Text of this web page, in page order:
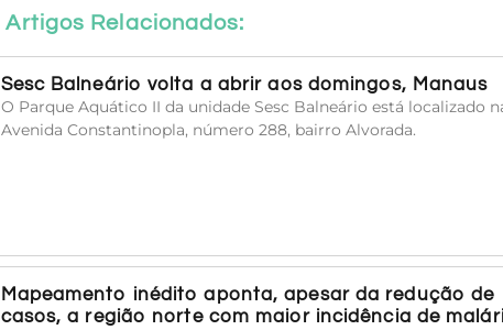
Artigos Relacionados:
Sesc Balneário volta a abrir aos domingos, Manaus
O Parque Aquático II da unidade Sesc Balneário está localizado
Avenida Constantinopla, número 288, bairro Alvorada.
Mapeamento inédito aponta, apesar da redução de
casos, a região norte com maior incidência de